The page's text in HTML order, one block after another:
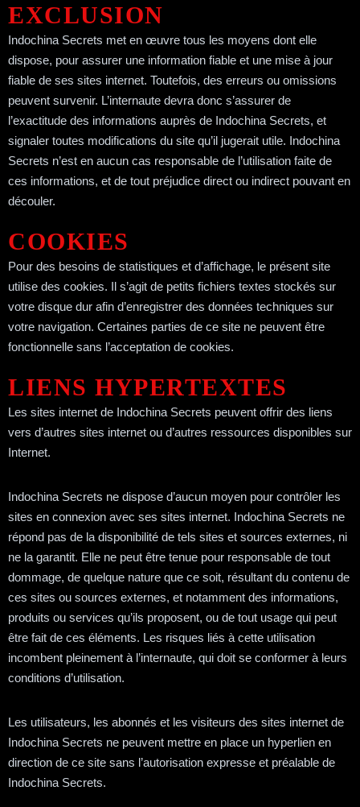
EXCLUSION
Indochina Secrets met en œuvre tous les moyens dont elle
dispose, pour assurer une information fiable et une mise à jour
fiable de ses sites internet. Toutefois, des erreurs ou omissions
peuvent survenir. L’internaute devra donc s’assurer de
l’exactitude des informations auprès de Indochina Secrets, et
signaler toutes modifications du site qu’il jugerait utile. Indochina
Secrets n’est en aucun cas responsable de l’utilisation faite de
ces informations, et de tout préjudice direct ou indirect pouvant en
découler.
COOKIES
Pour des besoins de statistiques et d’affichage, le présent site
utilise des cookies. Il s’agit de petits fichiers textes stockés sur
votre disque dur afin d’enregistrer des données techniques sur
votre navigation. Certaines parties de ce site ne peuvent être
fonctionnelle sans l’acceptation de cookies.
LIENS HYPERTEXTES
Les sites internet de Indochina Secrets peuvent offrir des liens
vers d’autres sites internet ou d’autres ressources disponibles sur
Internet.
Indochina Secrets ne dispose d’aucun moyen pour contrôler les
sites en connexion avec ses sites internet. Indochina Secrets ne
répond pas de la disponibilité de tels sites et sources externes, ni
ne la garantit. Elle ne peut être tenue pour responsable de tout
dommage, de quelque nature que ce soit, résultant du contenu de
ces sites ou sources externes, et notamment des informations,
produits ou services qu’ils proposent, ou de tout usage qui peut
être fait de ces éléments. Les risques liés à cette utilisation
incombent pleinement à l’internaute, qui doit se conformer à leurs
conditions d’utilisation.
Les utilisateurs, les abonnés et les visiteurs des sites internet de
Indochina Secrets ne peuvent mettre en place un hyperlien en
direction de ce site sans l’autorisation expresse et préalable de
Indochina Secrets.